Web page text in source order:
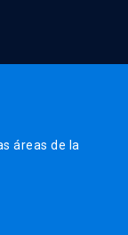
áreas de la